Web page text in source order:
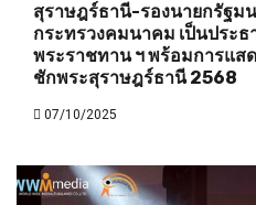
สุราษฎร์ธานี-รองนายกรัฐม
กระทรวงคมนาคม เป็นประ
พระราชทาน ฯ พร้อมการแสด
ชักพระสุราษฎร์ธานี 2568
07/10/2025